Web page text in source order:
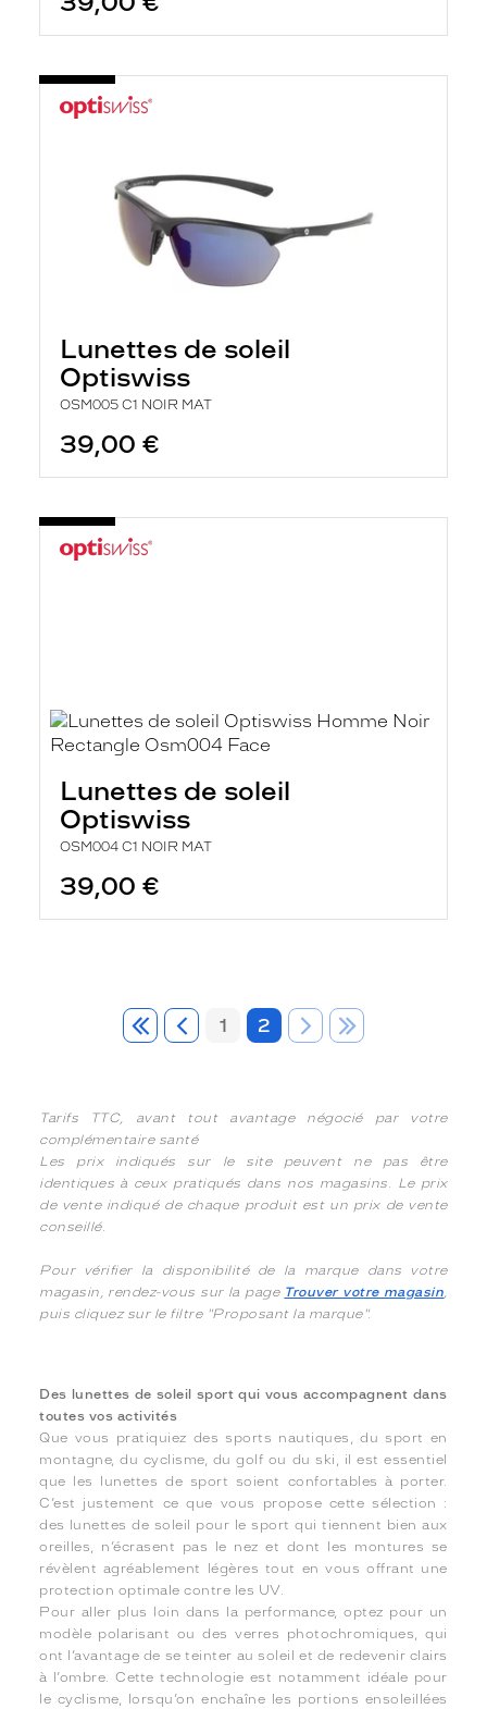
Lunettes de soleil
Optiswiss
OSM005 C1 NOIR MAT
39,00 €
Lunettes de soleil
Optiswiss
OSM004 C1 NOIR MAT
39,00 €
1 2
Tarifs TTC, avant tout avantage négocié par votre
complémentaire santé
Les prix indiqués sur le site peuvent ne pas être
identiques à ceux pratiqués dans nos magasins. Le prix
de vente indiqué de chaque produit est un prix de vente
conseillé.
Pour vérifier la disponibilité de la marque dans votre
magasin, rendez-vous sur la page Trouver votre magasin,
puis cliquez sur le filtre "Proposant la marque".
Des lunettes de soleil sport qui vous accompagnent dans
toutes vos activités
Que vous pratiquiez des sports nautiques, du sport en
montagne, du cyclisme, du golf ou du ski, il est essentiel
que les lunettes de sport soient confortables à porter.
C’est justement ce que vous propose cette sélection :
des lunettes de soleil pour le sport qui tiennent bien aux
oreilles, n’écrasent pas le nez et dont les montures se
révèlent agréablement légères tout en vous offrant une
protection optimale contre les UV.
Pour aller plus loin dans la performance, optez pour un
modèle polarisant ou des verres photochromiques, qui
ont l’avantage de se teinter au soleil et de redevenir clairs
à l’ombre. Cette technologie est notamment idéale pour
le cyclisme, lorsqu’on enchaîne les portions ensoleillées